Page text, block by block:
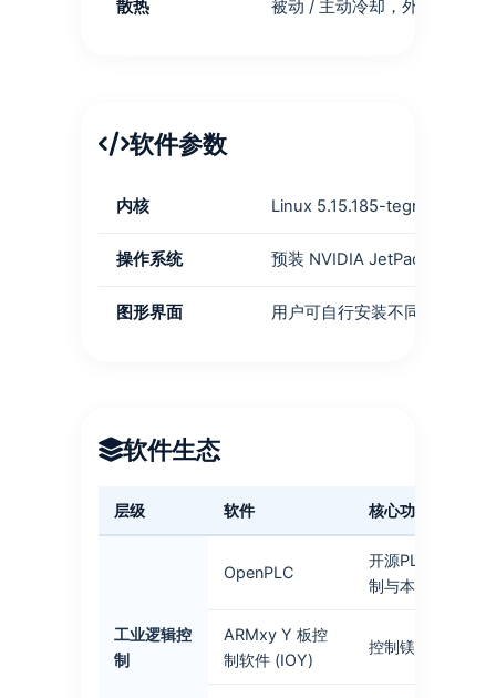
散热 被动 / 主动冷却，外部速度控
软件参数
内核 Linux 5.15.185-tegra
操作系统 预装 NVIDIA JetPack 6.2.2 (
图形界面 用户可自行安装不同版本的
软件生态
层级 软件 核心功能与定位
工业逻辑控
制
OpenPLC
开源PLC软件，
制与本地自动化
ARMxy Y 板控
制软件 (IOY)
控制镁技术 Y 板